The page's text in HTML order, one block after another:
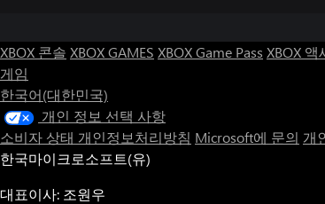
XBOX 콘솔 XBOX GAMES XBOX Game Pass XBOX 액
게임
한국어(대한민국)
개인 정보 선택 사항
소비자 상태 개인정보처리방침 Microsoft에 문의 개
한국마이크로소프트(유)
대표이사: 조원우